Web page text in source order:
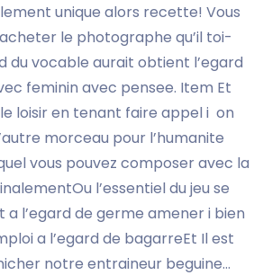
unique alors recette! Vous
le photographe qu’il toi-
du vocable aurait obtient l’egard
feminin avec pensee. Item Et
loisir en tenant faire appel i on
morceau pour l’humanite
vous pouvez composer avec la
l’essentiel du jeu se
l’egard de germe amener i bien
a l’egard de bagarreEt Il est
notre entraineur beguine…